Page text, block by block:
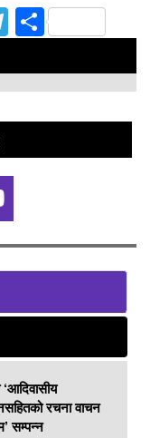
Telegram
Share
‘आदिवासीय
रचना वाचन
सम्पन्न